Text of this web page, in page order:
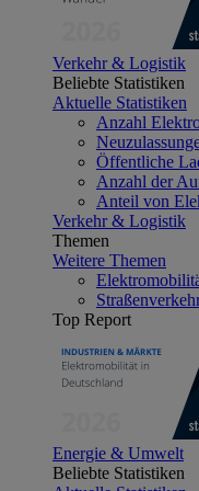
Verkehr & Logistik
Beliebte Statistiken
Aktuelle Statistiken
Anzahl
Öffentliche
Anzahl der
Anteil von
Verkehr & Logistik
Themen
Weitere Themen
Top Report
Energie & Umwelt
Beliebte Statistiken